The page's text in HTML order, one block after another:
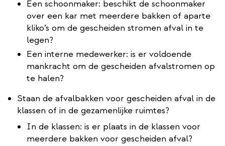
Een schoonmaker: beschikt de schoonmaker
over een kar met meerdere bakken of aparte
kliko’s om de gescheiden stromen afval in te
legen?
Een interne medewerker: is er voldoende
mankracht om de gescheiden afvalstromen op
te halen?
Staan de afvalbakken voor gescheiden afval in de
klassen of in de gezamenlijke ruimtes?
In de klassen: is er plaats in de klassen voor
meerdere bakken voor gescheiden afval?